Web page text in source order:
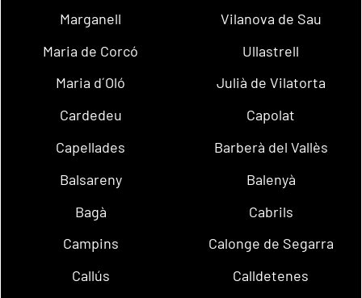
Marganell
Vilanova de Sau
Maria de Corcó
Ullastrell
Maria d´Oló
Julià de Vilatorta
Cardedeu
Capolat
Capellades
Barberà del Vallès
Balsareny
Balenyà
Bagà
Cabrils
Campins
Calonge de Segarra
Callús
Calldetenes